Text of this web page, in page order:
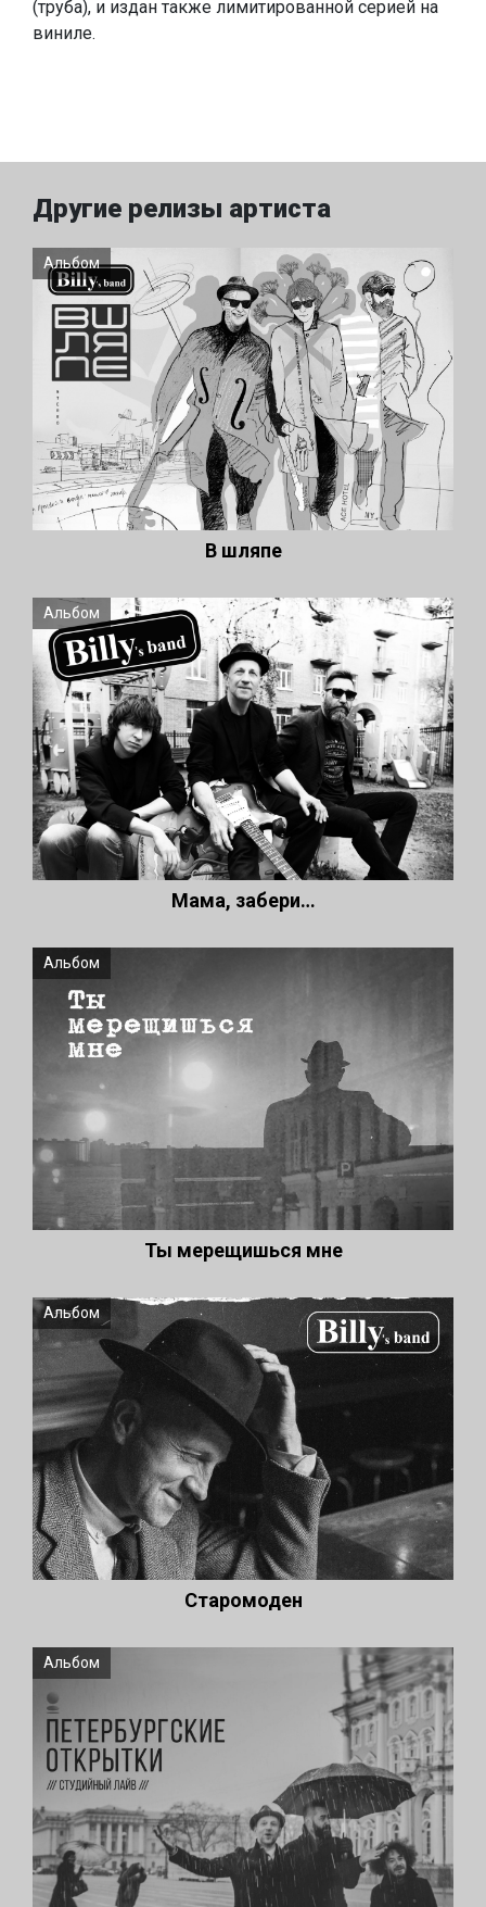
(труба), и издан также лимитированной серией на
виниле.
Другие релизы артиста
Альбом
В шляпе
Альбом
Мама, забери…
Альбом
Ты мерещишься мне
Альбом
Старомоден
Альбом